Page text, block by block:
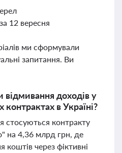
12 вересня
ми сформували
запитання. Ви
відмивання доходів у
в Україні?
стосуються контракту
на 4,36 млрд грн, де
через фіктивні